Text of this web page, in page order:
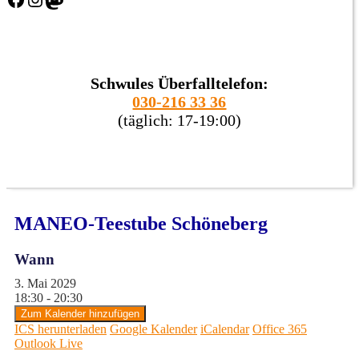
Schwules Überfalltelefon:
030-216 33 36
(täglich: 17-19:00)
MANEO-Teestube Schöneberg
Wann
3. Mai 2029
18:30 - 20:30
Zum Kalender hinzufügen
ICS herunterladen Google Kalender iCalendar Office 365
Outlook Live